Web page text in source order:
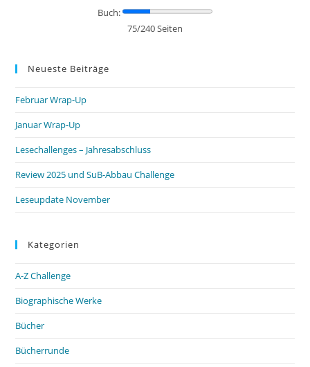
Buch:
75/240 Seiten
Neueste Beiträge
Februar Wrap-Up
Januar Wrap-Up
Lesechallenges – Jahresabschluss
Review 2025 und SuB-Abbau Challenge
Leseupdate November
Kategorien
A-Z Challenge
Biographische Werke
Bücher
Bücherrunde